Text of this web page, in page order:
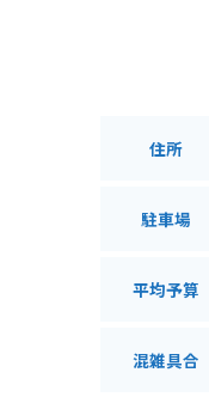
住所
駐車場
平均予算
混雑具合